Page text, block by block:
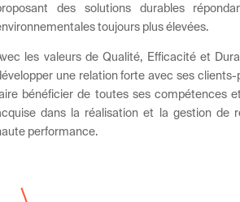
des solutions durables
toujours plus élevées.
les valeurs de Qualité, Efficacité et
une relation forte avec ses
bénéficier de toutes ses compétences
dans la réalisation et la gestion de
performance.